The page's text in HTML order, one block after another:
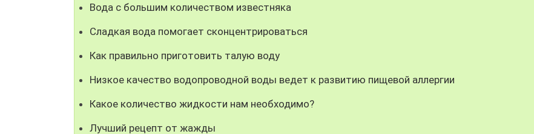
Вода с большим количеством известняка
Сладкая вода помогает сконцентрироваться
Как правильно приготовить талую воду
Низкое качество водопроводной воды ведет к развитию пищевой аллергии
Какое количество жидкости нам необходимо?
Лучший рецепт от жажды